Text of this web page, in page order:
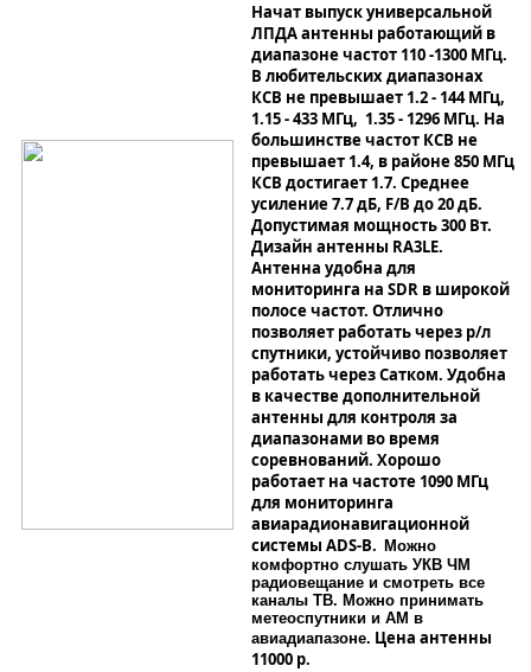
Начат выпуск универсальной
ЛПДА антенны работающий в
диапазоне частот 110 -1300 МГц.
В любительских диапазонах
КСВ не превышает 1.2 - 144 МГц,
1.15 - 433 МГц, 1.35 - 1296 МГц. На
большинстве частот КСВ не
превышает 1.4, в районе 850 МГц
КСВ достигает 1.7. Среднее
усиление 7.7 дБ, F/B до 20 дБ.
Допустимая мощность 300 Вт.
Дизайн антенны RA3LE.
Антенна удобна для
мониторинга на SDR в широкой
полосе частот. Отлично
позволяет работать через р/л
спутники, устойчиво позволяет
работать через Сатком. Удобна
в качестве дополнительной
антенны для контроля за
диапазонами во время
соревнований. Хорошо
работает на частоте 1090 МГц
для мониторинга
авиарадионавигационной
системы ADS-B. Можно
комфортно слушать УКВ ЧМ
радиовещание и смотреть все
каналы ТВ. Можно принимать
метеоспутники и АМ в
авиадиапазоне. Цена антенны
11000 р.